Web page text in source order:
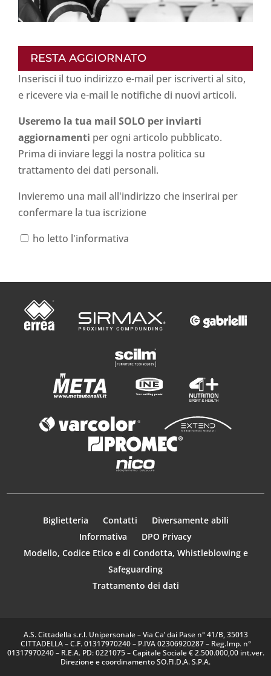
RESTA AGGIORNATO
Inserisci il tuo indirizzo e-mail per iscriverti al sito,
e ricevere via e-mail le notifiche di nuovi articoli.
Useremo la tua mail SOLO per inviarti
aggiornamenti per ogni articolo pubblicato.
Prima di inviare leggi la nostra politica su
trattamento dei dati personali.
Invieremo una mail all'indirizzo che inserirai per
confermare la tua iscrizione
ho letto l'informativa
Biglietteria Contatti
Diversamente abili
Informativa
DPO Privacy
Modello, Codice Etico e di Condotta, Whistleblowing e
Safeguarding
Trattamento dei dati
A.S. Cittadella s.r.l. Unipersonale – Via Ca’ dai Pase n° 41/B, 35013
CITTADELLA – C.F. 01317970240 – P.IVA 02306920287 – Reg.Imp. n°
01317970240 – R.E.A. PD: 0221075 – Capitale Sociale € 2.500.000,00 int.ver.
Direzione e coordinamento SO.FI.D.A. S.P.A.